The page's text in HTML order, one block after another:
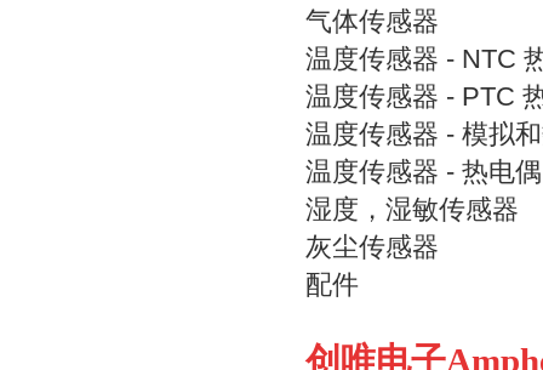
气体传感器
温度传感器 - NTC
温度传感器 - PTC
温度传感器 - 模拟
温度传感器 - 热电
湿度，湿敏传感器
灰尘传感器
配件
创唯电子